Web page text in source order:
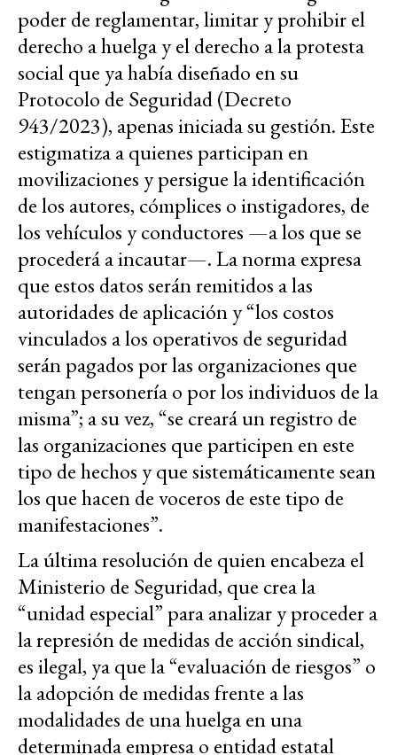
poder de reglamentar, limitar y prohibir el
derecho a huelga y el derecho a la protesta
social que ya había diseñado en su
Protocolo de Seguridad (Decreto
943/2023), apenas iniciada su gestión. Este
estigmatiza a quienes participan en
movilizaciones y persigue la identificación
de los autores, cómplices o instigadores, de
los vehículos y conductores —a los que se
procederá a incautar—. La norma expresa
que estos datos serán remitidos a las
autoridades de aplicación y “los costos
vinculados a los operativos de seguridad
serán pagados por las organizaciones que
tengan personería o por los individuos de la
misma”; a su vez, “se creará un registro de
las organizaciones que participen en este
tipo de hechos y que sistemáticamente sean
los que hacen de voceros de este tipo de
manifestaciones”.
La última resolución de quien encabeza el
Ministerio de Seguridad, que crea la
“unidad especial” para analizar y proceder a
la represión de medidas de acción sindical,
es ilegal, ya que la “evaluación de riesgos” o
la adopción de medidas frente a las
modalidades de una huelga en una
determinada empresa o entidad estatal